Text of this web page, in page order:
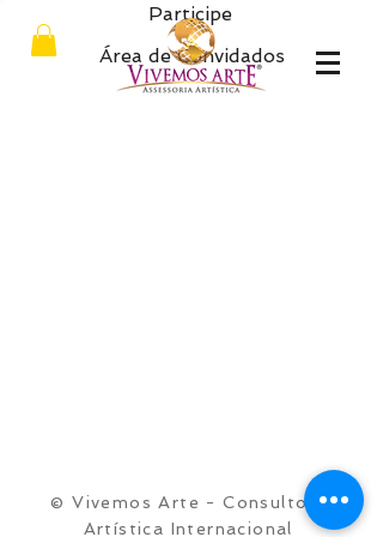
Participe
Área de Convidados
© Vivemos Arte - Consultoria
Artística Internacional